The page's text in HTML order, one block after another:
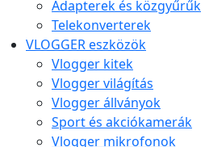
Adapterek és közgyűrűk
Telekonverterek
VLOGGER eszközök
Vlogger kitek
Vlogger világítás
Vlogger állványok
Sport és akciókamerák
Vlogger mikrofonok